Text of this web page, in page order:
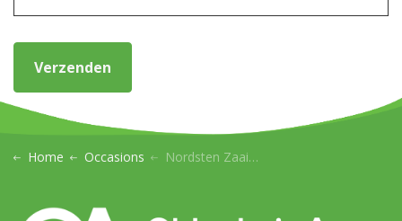
Verzenden
Home Occasions Nordsten Zaaimachine